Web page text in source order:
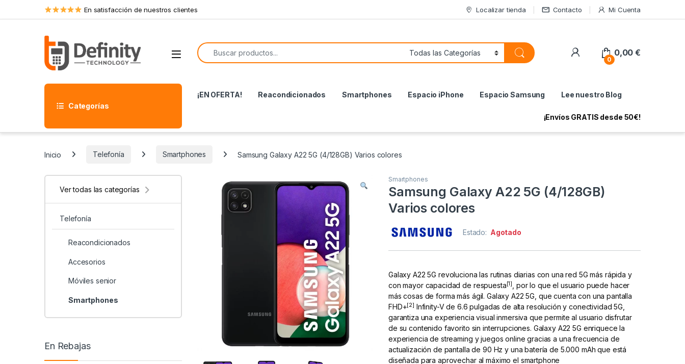
Skip to navigation
Skip to content En satisfacción de nuestros clientes Localizar tienda Contacto Mi Cuenta
Open
Search for:
My Account
0
0,00€
Categorías
¡EN OFERTA! Reacondicionados Smartphones Espacio iPhone Espacio Samsung Lee nuestro Blog
¡Envíos GRATIS desde 50€!
Inicio Telefonía Smartphones Samsung Galaxy A22 5G (4/128GB) Varios colores
Smartphones
Samsung Galaxy A22 5G (4/128GB)
Varios colores
Estado: Agotado
Galaxy A22 5G revoluciona las rutinas diarias con una red 5G más rápida y
con mayor capacidad de respuesta[1]
, por lo que el usuario puede hacer
más cosas de forma más ágil. Galaxy A22 5G, que cuenta con una pantalla
FHD+[2] Infinity-V de 6.6 pulgadas de alta resolución y conectividad 5G,
garantiza una experiencia visual inmersiva que permite al usuario disfrutar
de su contenido favorito sin interrupciones. Galaxy A22 5G enriquece la
experiencia de streaming y juegos online gracias a una frecuencia de
actualización de pantalla de 90 Hz y una batería de 5.000 mAh que está
diseñada para aprovechar al máximo el smartphone
Ver todas las categorías
Telefonía
Reacondicionados
Accesorios
Móviles senior
Smartphones
En Rebajas